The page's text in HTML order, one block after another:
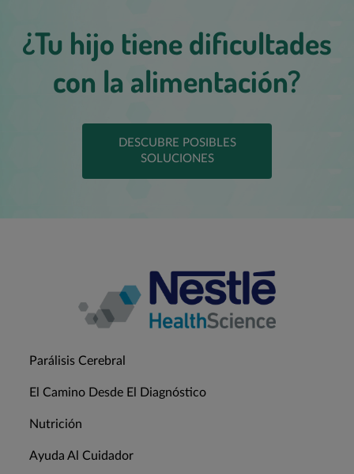
¿Tu hijo tiene dificultades
con la alimentación?
DESCUBRE POSIBLES
SOLUCIONES
Parálisis Cerebral
El Camino Desde El Diagnóstico
Nutrición
Ayuda Al Cuidador